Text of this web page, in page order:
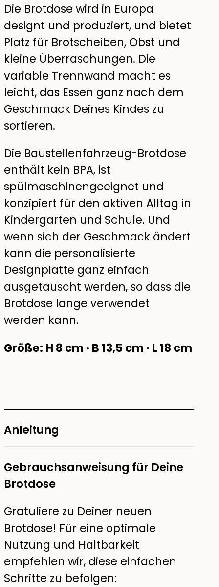
Die Brotdose wird in Europa
designt und produziert, und bietet
Platz für Brotscheiben, Obst und
kleine Überraschungen. Die
variable Trennwand macht es
leicht, das Essen ganz nach dem
Geschmack Deines Kindes zu
sortieren.
Die Baustellenfahrzeug-Brotdose
enthält kein BPA, ist
spülmaschinengeeignet und
konzipiert für den aktiven Alltag in
Kindergarten und Schule. Und
wenn sich der Geschmack ändert
kann die personalisierte
Designplatte ganz einfach
ausgetauscht werden, so dass die
Brotdose lange verwendet
werden kann.
Größe: H 8 cm · B 13,5 cm · L 18 cm
Anleitung
Gebrauchsanweisung für Deine
Brotdose
Gratuliere zu Deiner neuen
Brotdose! Für eine optimale
Nutzung und Haltbarkeit
empfehlen wir, diese einfachen
Schritte zu befolgen: